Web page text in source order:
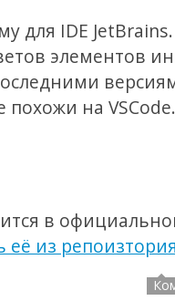
для IDE
элементов
на VSCode.
в
её из